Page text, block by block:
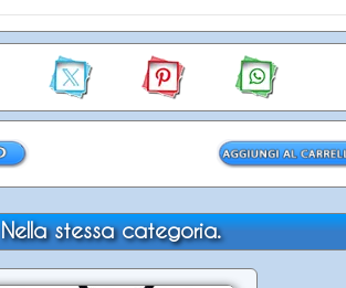
Nella stessa categoria.